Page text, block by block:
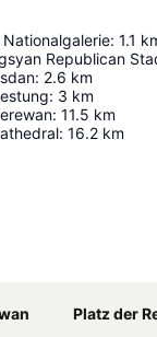
: 1.1
Republican
: 2.6 km
: 3 km
: 11.5 km
: 16.2 km
Platz der